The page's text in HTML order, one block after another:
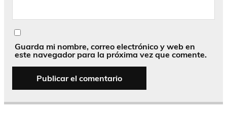
Guarda mi nombre, correo electrónico y web en
este navegador para la próxima vez que comente.